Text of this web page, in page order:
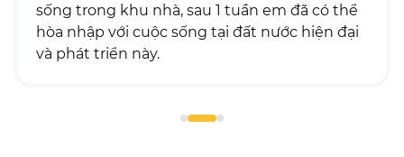
trong khu nhà, sau 1 tuần em đã có thể
nhập với cuộc sống tại đất nước hiện đại
triển này.